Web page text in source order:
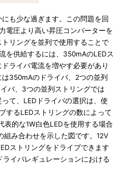
も少な過ぎます。この問題を回
電圧より高い昇圧コンバーターを
リングを並列で使用することで
を供給するには、350mAのLEDス
ライバ電流を増やす必要があり
350mAのドライバ、2つの並列
バ、3つの並列ストリングでは
て、LEDドライバの選択は、使
するLEDストリングの数によって
表的な1W白色LEDを使用する場合
組み合わせを示した図です。12V
ストリングをドライブできます
ライバレギュレーションにおける